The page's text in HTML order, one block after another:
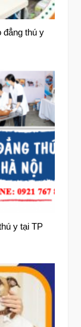
đẳng thú y
y tại TP